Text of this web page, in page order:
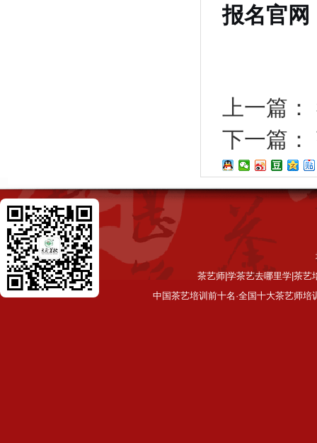
报名官网
上一篇：
下一篇：
茶艺师|学茶艺去哪里学|茶艺
中国茶艺培训前十名·全国十大茶艺师培